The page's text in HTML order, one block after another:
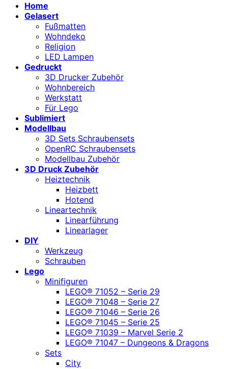
Home
Gelasert
Fußmatten
Wohndeko
Religion
LED Lampen
Gedruckt
3D Drucker Zubehör
Wohnbereich
Werkstatt
Für Lego
Sublimiert
Modellbau
3D Sets Schraubensets
OpenRC Schraubensets
Modellbau Zubehör
3D Druck Zubehör
Heiztechnik
Heizbett
Hotend
Lineartechnik
Linearführung
Linearlager
DIY
Werkzeug
Schrauben
Lego
Minifiguren
LEGO® 71052 – Serie 29
LEGO® 71048 – Serie 27
LEGO® 71046 – Serie 26
LEGO® 71045 – Serie 25
LEGO® 71039 – Marvel Serie 2
LEGO® 71047 – Dungeons & Dragons
Sets
City